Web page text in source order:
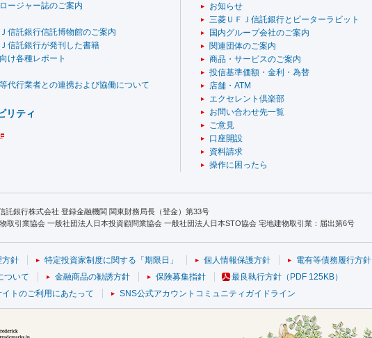
ージャー誌のご案内
信託銀行信託博物館のご案内
信託銀行が発刊した書籍
け各種レポート
代行業者との連携および協働について
リティ
お知らせ
三菱ＵＦＪ信託銀行とピーターラビット
国内グループ会社のご案内
関連団体のご案内
商品・サービスのご案内
投信基準価額・金利・為替
店舗・ATM
エクセレント倶楽部
お問い合わせ先一覧
ご意見
口座開設
資料請求
操作に困ったら
託銀行株式会社 登録金融機関 関東財務局長（登金）第33号
取引業協会 一般社団法人日本投資顧問業協会 一般社団法人日本STO協会 宅地建物取引業：届出第6号
方針 特定投資家制度に関する「期限日」 個人情報保護方針
電有等債務履行方針
ついて 金融商品の勧誘方針 保険募集指針
最良執行方針（PDF 125KB）
イトのご利用にあたって SNS公式アカウントコミュニティガイドライン